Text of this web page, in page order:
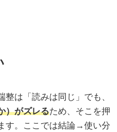
整は「読みは同じ」でも、
）がズレるため、そこを押
す。ここでは結論→使い分